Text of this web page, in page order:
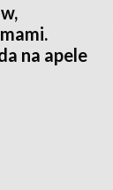
na apele